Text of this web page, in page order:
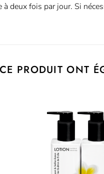
deux fois par jour. Si
PRODUIT ONT